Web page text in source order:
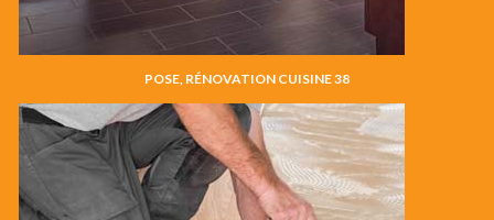
POSE, RÉNOVATION CUISINE 38